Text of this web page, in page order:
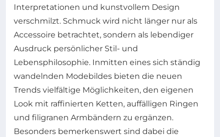
Interpretationen und kunstvollem Design
verschmilzt. Schmuck wird nicht länger nur als
Accessoire betrachtet, sondern als lebendiger
Ausdruck persönlicher Stil- und
Lebensphilosophie. Inmitten eines sich ständig
wandelnden Modebildes bieten die neuen
Trends vielfältige Möglichkeiten, den eigenen
Look mit raffinierten Ketten, auffälligen Ringen
und filigranen Armbändern zu ergänzen.
Besonders bemerkenswert sind dabei die